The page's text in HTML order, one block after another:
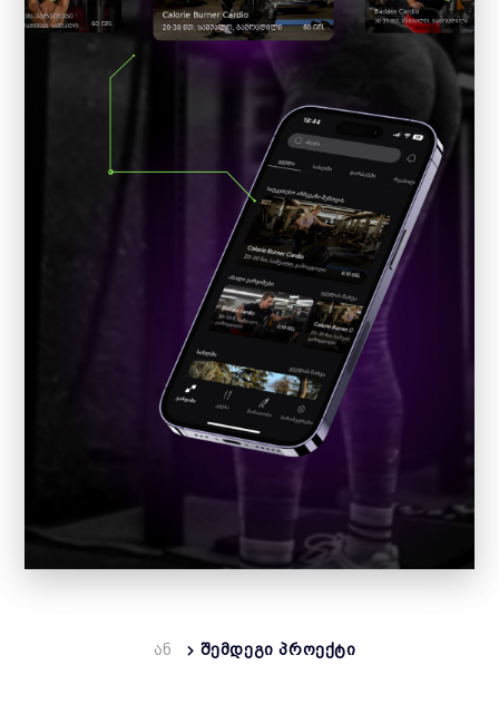
ᲐᲜ ᲨᲔᲛᲓᲔᲒᲘ ᲞᲠᲝᲔᲥᲢᲘ